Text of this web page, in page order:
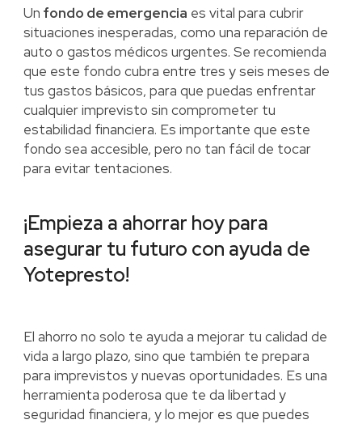
Un fondo de emergencia es vital para cubrir
situaciones inesperadas, como una reparación de
auto o gastos médicos urgentes. Se recomienda
que este fondo cubra entre tres y seis meses de
tus gastos básicos, para que puedas enfrentar
cualquier imprevisto sin comprometer tu
estabilidad financiera. Es importante que este
fondo sea accesible, pero no tan fácil de tocar
para evitar tentaciones.
¡Empieza a ahorrar hoy para
asegurar tu futuro con ayuda de
Yotepresto!
El ahorro no solo te ayuda a mejorar tu calidad de
vida a largo plazo, sino que también te prepara
para imprevistos y nuevas oportunidades. Es una
herramienta poderosa que te da libertad y
seguridad financiera, y lo mejor es que puedes